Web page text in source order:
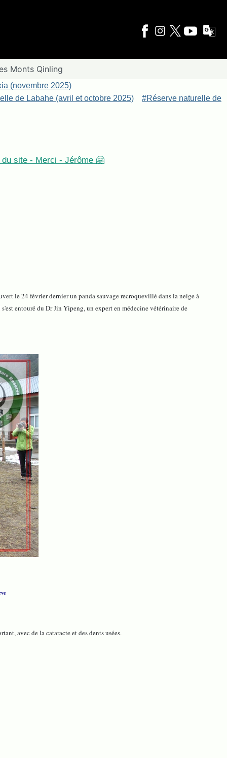
Monts Qinling
(novembre 2025)
de Labahe (avril et octobre 2025)
#Réserve naturelle de
site - Merci - Jérôme 🤗
le 24 février dernier un panda sauvage recroquevillé dans la neige à
entouré du Dr Jin Yipeng, un expert en médecine vétérinaire de
avec de la cataracte et des dents usées.